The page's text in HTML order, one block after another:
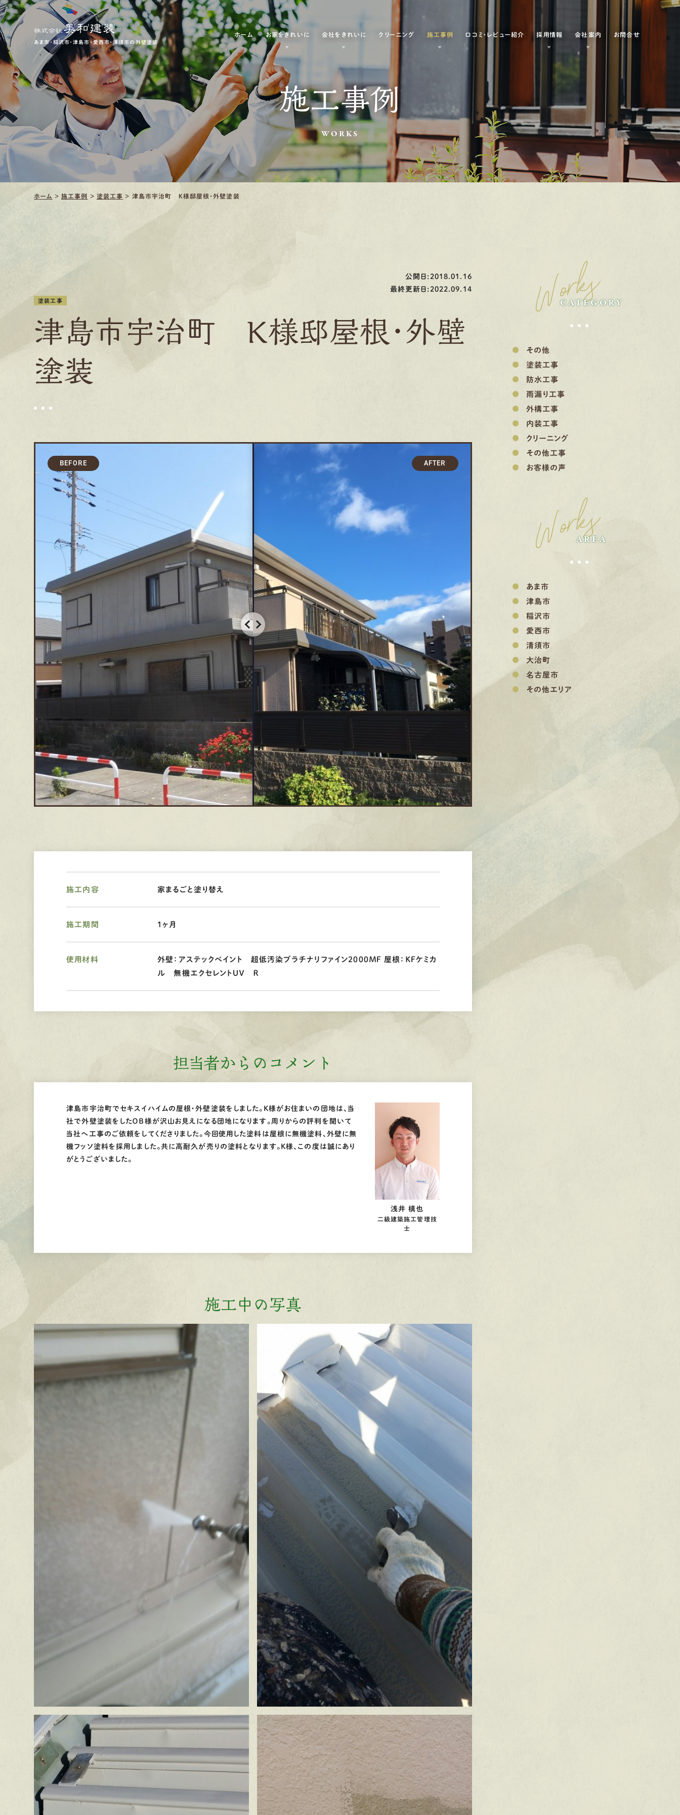
あま市・稲沢市・津島市・愛西市・清須市の外壁塗装
ホーム お家をきれいに 会社をきれいに クリーニング 施工事例 口コミ・レビュー紹介 採用情報 会社案内 お問合せ
施工事例
WORKS
ホーム > 施工事例 > 塗装工事 > 津島市宇治町 Ｋ様邸屋根・外壁塗装
公開日:2018.01.16
最終更新日:2022.09.14
塗装工事
津島市宇治町 Ｋ様邸屋根・外壁
塗装
施工内容 家まるごと塗り替え
施工期間 1ヶ月
使用材料
外壁：アステックペイント 超低汚染プラチナリファイン2000ＭＦ 屋根：ＫＦケミカ
ル 無機エクセレントＵＶ Ｒ
担当者からのコメント
津島市宇治町でセキスイハイムの屋根・外壁塗装をしました。Ｋ様がお住まいの団地は、当
社で外壁塗装をしたＯＢ様が沢山お見えになる団地になります。周りからの評判を聞いて
当社へ工事のご依頼をしてくださりました。今回使用した塗料は屋根に無機塗料、外壁に無
機フッソ塗料を採用しました。共に高耐久が売りの塗料となります。Ｋ様、この度は誠にあり
がとうございました。
浅井 槙也
二級建築施工管理技
士
施工中の写真
Works
CATEGORY
その他
塗装工事
防水工事
雨漏り工事
外構工事
内装工事
クリーニング
その他工事
お客様の声
Works
AREA
あま市
津島市
稲沢市
愛西市
清須市
大治町
名古屋市
その他エリア